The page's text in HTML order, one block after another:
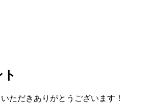
ただきありがとうございます！